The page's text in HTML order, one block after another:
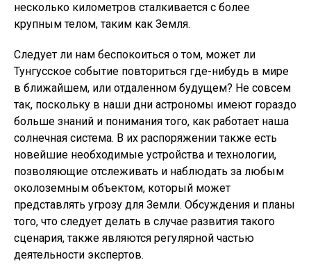
несколько километров сталкивается с более
крупным телом, таким как Земля.
Следует ли нам беспокоиться о том, может ли
Тунгусское событие повториться где-нибудь в мире
в ближайшем, или отдаленном будущем? Не совсем
так, поскольку в наши дни астрономы имеют гораздо
больше знаний и понимания того, как работает наша
солнечная система. В их распоряжении также есть
новейшие необходимые устройства и технологии,
позволяющие отслеживать и наблюдать за любым
околоземным объектом, который может
представлять угрозу для Земли. Обсуждения и планы
того, что следует делать в случае развития такого
сценария, также являются регулярной частью
деятельности экспертов.